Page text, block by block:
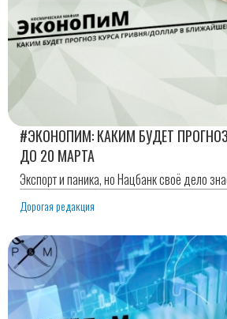
#ЭКОНОПИМ: КАКИМ БУДЕТ
ДО 20 МАРТА
Экспорт и паника, но Нацбанк своё дело
Дорогая редакция